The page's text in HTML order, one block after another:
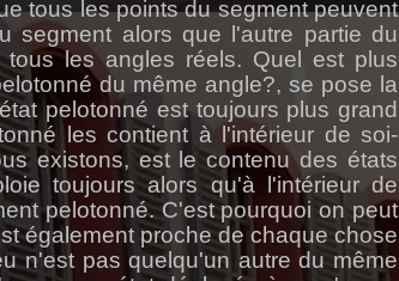
tous les points du segment peuvent
segment alors que l'autre partie du
les angles réels. Quel est plus
du même angle?, se pose la
pelotonné est toujours plus grand
les contient à l'intérieur de soi-
existons, est le contenu des états
toujours alors qu'à l'intérieur de
pelotonné. C'est pourquoi on peut
également proche de chaque chose
n'est pas quelqu'un autre du même